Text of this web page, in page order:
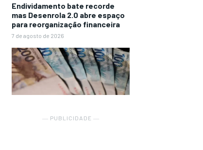
Endividamento bate recorde
mas Desenrola 2.0 abre espaço
para reorganização financeira
7 de agosto de 2026
― PUBLICIDADE ―